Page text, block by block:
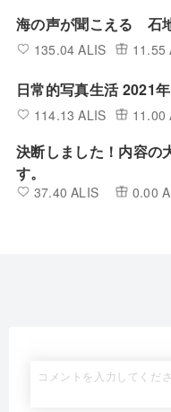
海の声が聞こえる 石
135.04 ALIS 11.55
日常的写真生活 2021
114.13 ALIS 11.00
決断しました！内容の
す。
37.40 ALIS 0.00